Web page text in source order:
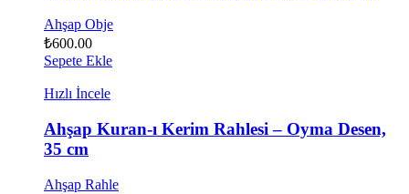
Ahşap Obje
₺600.00
Sepete Ekle
Hızlı İncele
Ahşap Kuran-ı Kerim Rahlesi – Oyma Desen,
35 cm
Ahşap Rahle